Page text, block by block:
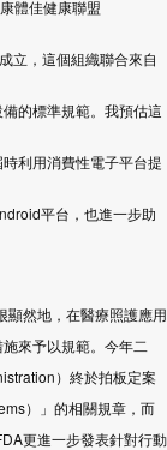
體佳健康聯盟
立，這個組織聯合來自
的標準規範。我預估這
利用消費性電子平台提
平台，也進一步助
顯然地，在醫療照護應用
來予以規範。今年二
）終於拍板定案
）」的相關規章，而
更進一步發表針對行動